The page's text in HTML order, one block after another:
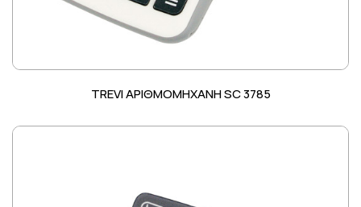
TREVI ΑΡΙΘΜΟΜΗΧΑΝΗ SC 3785